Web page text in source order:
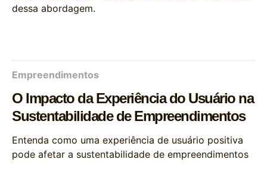
dessa abordagem.
Empreendimentos
O Impacto da Experiência do Usuário na
Sustentabilidade de Empreendimentos
Entenda como uma experiência de usuário positiva
pode afetar a sustentabilidade de empreendimentos